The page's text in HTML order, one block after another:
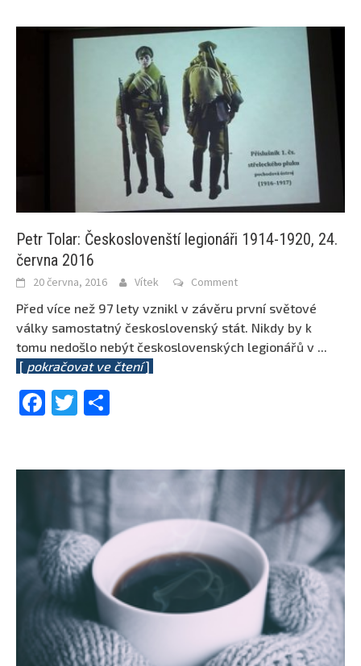
Petr Tolar: Českoslovenští legionáři 1914-1920, 24.
června 2016
20 června, 2016 Vítek Comment
Před více než 97 lety vznikl v závěru první světové
války samostatný československý stát. Nikdy by k
tomu nedošlo nebýt československých legionářů v ...
[ pokračovat ve čtení]
Facebook
Twitter